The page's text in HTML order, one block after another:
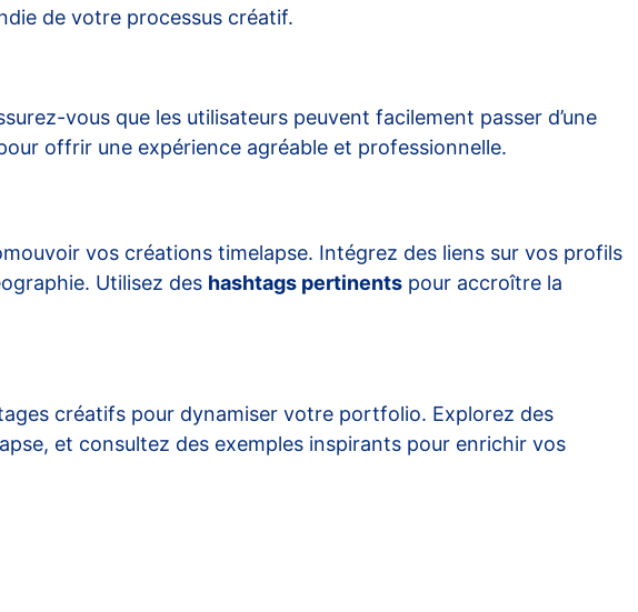
de votre processus créatif.
vous que les utilisateurs peuvent facilement passer d’une
offrir une expérience agréable et professionnelle.
vos créations timelapse. Intégrez des liens sur vos profils
Utilisez des hashtags pertinents pour accroître la
créatifs pour dynamiser votre portfolio. Explorez des
, et consultez des exemples inspirants pour enrichir vos